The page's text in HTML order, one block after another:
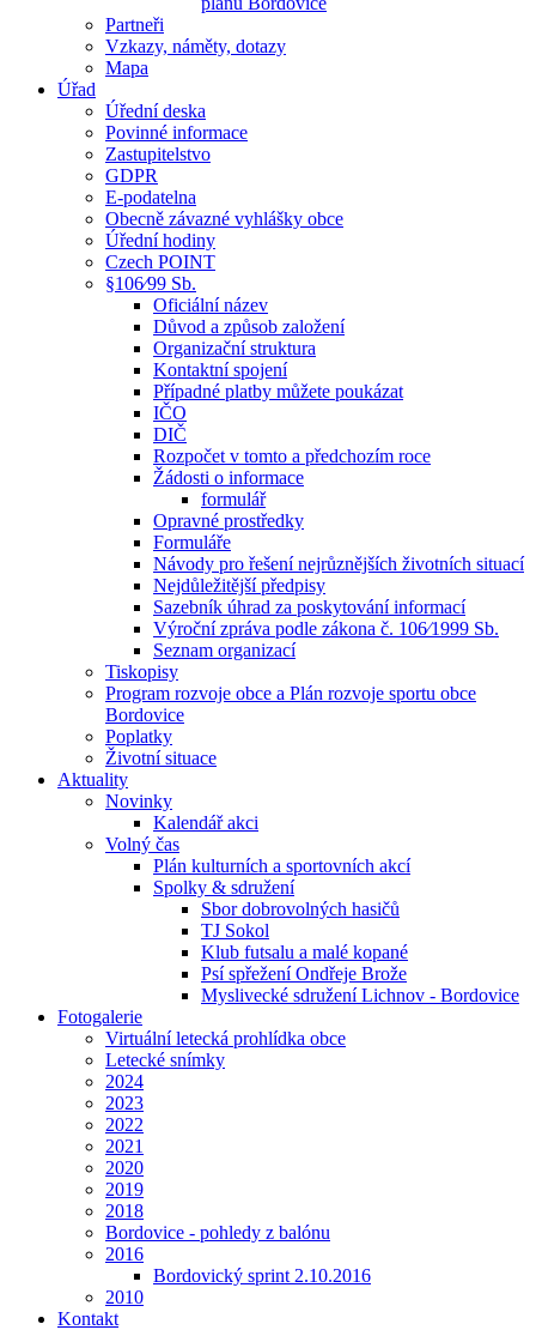
Partneři
Vzkazy, náměty, dotazy
Mapa
Úřad
Úřední deska
Povinné informace
Zastupitelstvo
GDPR
E-podatelna
Obecně závazné vyhlášky obce
Úřední hodiny
Czech POINT
§106⁄99 Sb.
Oficiální název
Důvod a způsob založení
Organizační struktura
Kontaktní spojení
Případné platby můžete poukázat
IČO
DIČ
Rozpočet v tomto a předchozím roce
Žádosti o informace
formulář
Opravné prostředky
Formuláře
Návody pro řešení nejrůznějších životních situací
Nejdůležitější předpisy
Sazebník úhrad za poskytování informací
Výroční zpráva podle zákona č. 106⁄1999 Sb.
Seznam organizací
Tiskopisy
Program rozvoje obce a Plán rozvoje sportu obce
Bordovice
Poplatky
Životní situace
Aktuality
Novinky
Kalendář akci
Volný čas
Plán kulturních a sportovních akcí
Spolky & sdružení
Sbor dobrovolných hasičů
TJ Sokol
Klub futsalu a malé kopané
Psí spřežení Ondřeje Brože
Myslivecké sdružení Lichnov - Bordovice
Fotogalerie
Virtuální letecká prohlídka obce
Letecké snímky
2024
2023
2022
2021
2020
2019
2018
Bordovice - pohledy z balónu
2016
Bordovický sprint 2.10.2016
2010
Kontakt